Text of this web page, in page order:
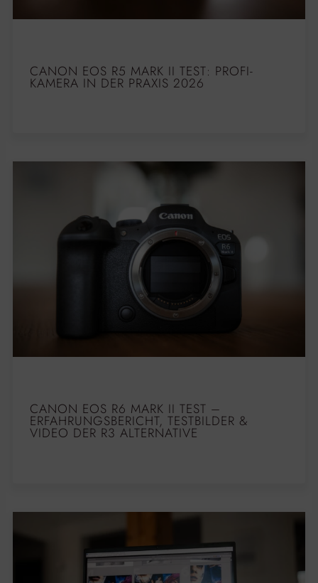
CANON EOS R5 MARK II TEST: PROFI-
KAMERA IN DER PRAXIS 2026
CANON EOS R6 MARK II TEST –
ERFAHRUNGSBERICHT, TESTBILDER &
VIDEO DER R3 ALTERNATIVE